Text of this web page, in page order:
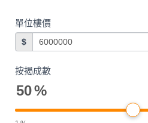
單位樓價
$
按揭成數
50%